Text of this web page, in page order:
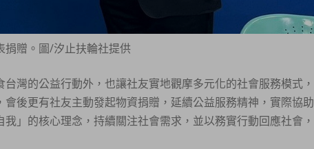
捐贈。圖/汐止扶輪社提供
灣的公益行動外，也讓社友實地觀摩多元化的社會服務模式，
後更有社友主動發起物資捐贈，延續公益服務精神，實際協助
」的核心理念，持續關注社會需求，並以務實行動回應社會，